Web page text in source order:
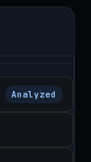
Analyzed